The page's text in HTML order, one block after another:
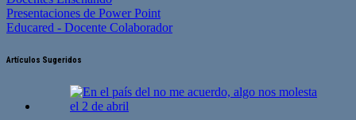
Presentaciones de Power Point
Educared - Docente Colaborador
Artículos Sugeridos